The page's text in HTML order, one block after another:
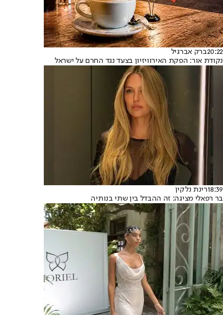
20:22ברק אברגיל
נקודת אור: הפקת האירוויזיון בצעד נגד החרם על ישראל
18:39רינת נלקין
בר רפאלי מציגה: זה ההבדל בין שתי בנותיה